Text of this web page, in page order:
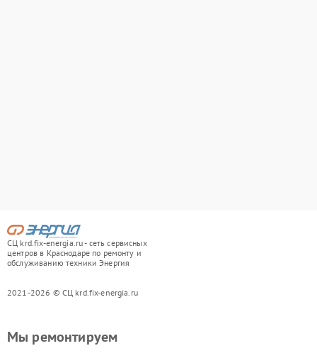
СЦ krd.fix-energia.ru - сеть сервисных
центров в Краснодаре по ремонту и
обслуживанию техники Энергия
2021-2026 © СЦ krd.fix-energia.ru
Мы ремонтируем